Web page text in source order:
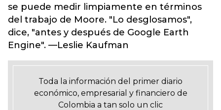
se puede medir limpiamente en términos
del trabajo de Moore. "Lo desglosamos",
dice, "antes y después de Google Earth
Engine". —Leslie Kaufman
Toda la información del primer diario
económico, empresarial y financiero de
Colombia a tan solo un clic